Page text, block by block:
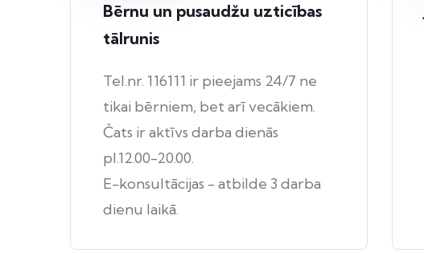
Bērnu un pusaudžu uzticības
tālrunis
Tel.nr. 116111 ir pieejams 24/7 ne
tikai bērniem, bet arī vecākiem.
Čats ir aktīvs darba dienās
pl.12.00-20.00.
E-konsultācijas - atbilde 3 darba
dienu laikā.